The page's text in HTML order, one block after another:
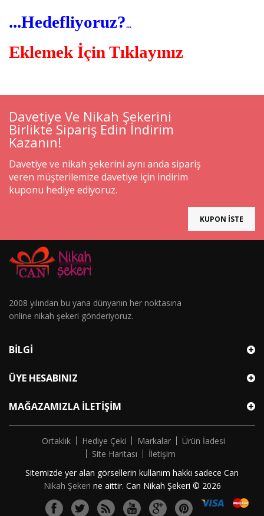
...Hedefliyoruz?...
Eklemek İçin Tıklayınız
Davetiye Ve Nikah Şekerini
Birlikte Sipariş Edin İndirim
Kazanın!
Davetiye ve nikah şekerini aynı anda sipariş
veren müşterilemize davetiye için indirim
kuponu hediye ediyoruz.
KUPON İSTE
2008 yılından bu yana dünyanın her noktasına
online nikah şekeri gönderiyoruz.
BILGI
ÜYE HESABINIZ
MAĞAZAMIZLA İLETIŞIM
Ortaklık Hediye Çeki Markalar
Ürün İadesi
Site Haritası
İletişim
Sitemizde yer alan görsellerin kullanım hakkı sadece Can
Nikah Şekeri ne aittir. Can Nikah Şekeri © 2026